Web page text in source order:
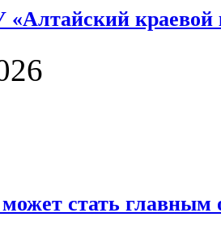
краевой
может стать